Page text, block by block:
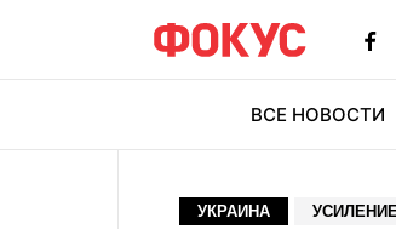
ВСЕ НОВОСТИ
УКРАИНА